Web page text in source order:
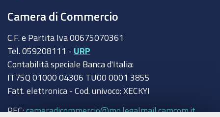
Camera di Commercio
C.F. e Partita Iva 00675070361
Tel. 059208111 - URP
Contabilità speciale Banca d'Italia:
IT75Q 01000 04306 TU00 0001 3855
Fatt. elettronica - Cod. univoco: XECKYI
PEC:cameradicommercio@mo.legalmail.camcom.it